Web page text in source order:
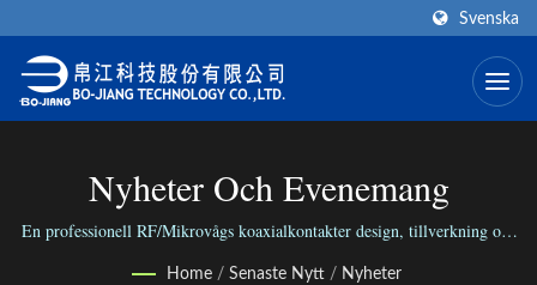
Svenska
Nyheter Och Evenemang
En professionell RF/Mikrovågs koaxialkontakter design, tillverkning och
Home / Senaste Nytt / Nyheter